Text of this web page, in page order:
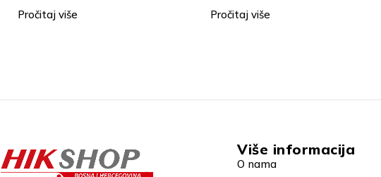
Pročitaj više Pročitaj više
Više informacija
O nama